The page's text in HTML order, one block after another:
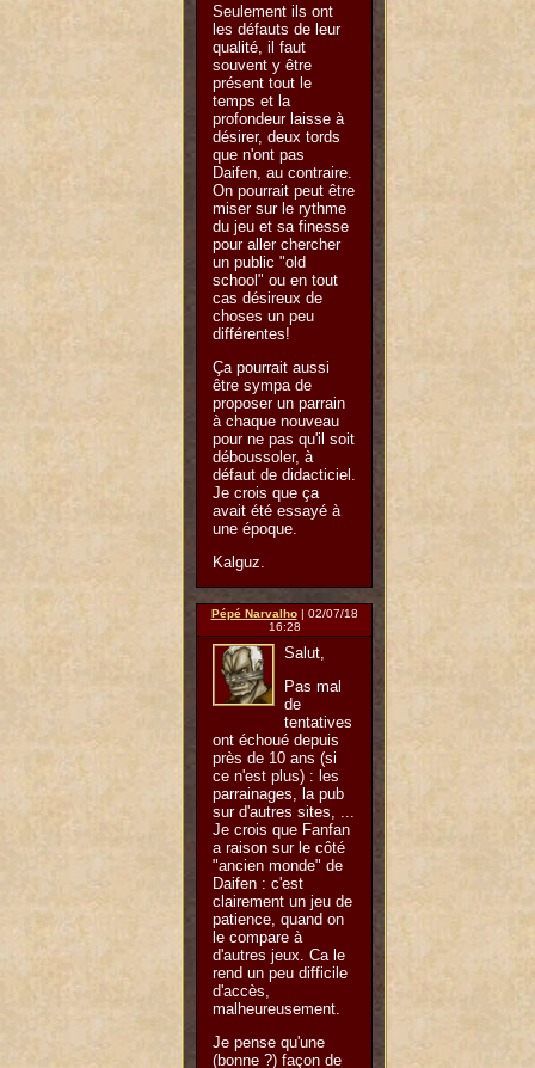
Seulement ils ont
les défauts de leur
qualité, il faut
souvent y être
présent tout le
temps et la
profondeur laisse à
désirer, deux tords
que n'ont pas
Daifen, au contraire.
On pourrait peut être
miser sur le rythme
du jeu et sa finesse
pour aller chercher
un public "old
school" ou en tout
cas désireux de
choses un peu
différentes!
Ça pourrait aussi
être sympa de
proposer un parrain
à chaque nouveau
pour ne pas qu'il soit
déboussoler, à
défaut de didacticiel.
Je crois que ça
avait été essayé à
une époque.
Kalguz.
Pépé Narvalho| 02/07/18
16:28
Salut,
Pas mal
de
tentatives
ont échoué depuis
près de 10 ans (si
ce n'est plus) : les
parrainages, la pub
sur d'autres sites, ...
Je crois que Fanfan
a raison sur le côté
"ancien monde" de
Daifen : c'est
clairement un jeu de
patience, quand on
le compare à
d'autres jeux. Ca le
rend un peu difficile
d'accès,
malheureusement.
Je pense qu'une
(bonne ?) façon de